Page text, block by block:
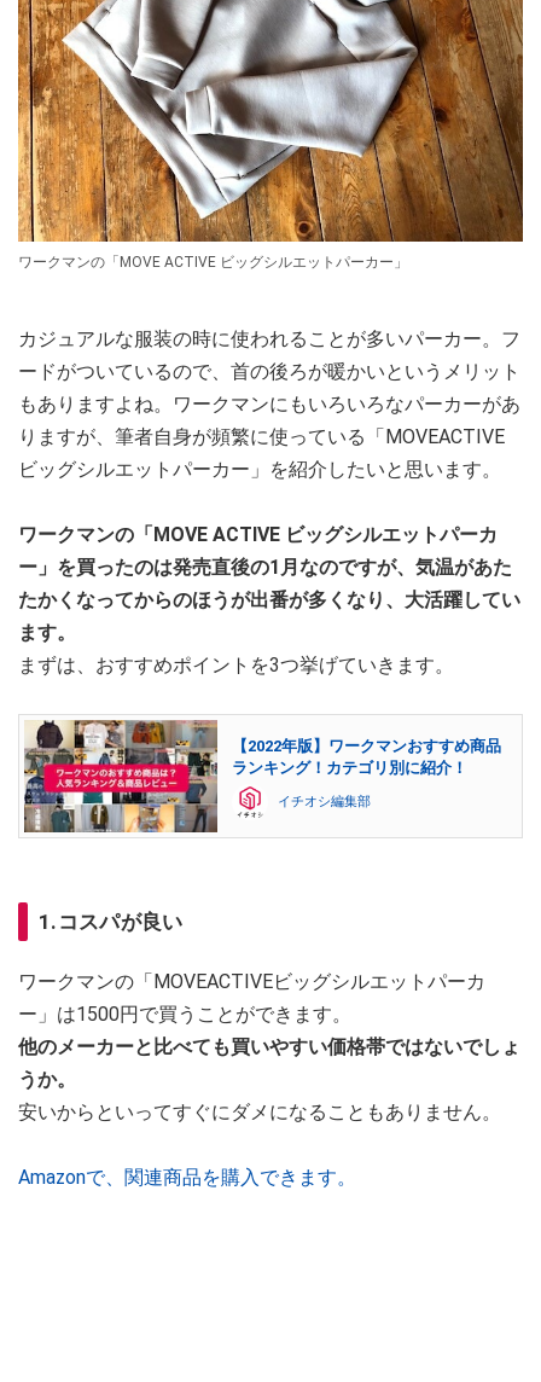
ワークマンの「MOVE ACTIVE ビッグシルエットパーカー」
カジュアルな服装の時に使われることが多いパーカー。フ
ードがついているので、首の後ろが暖かいというメリット
もありますよね。ワークマンにもいろいろなパーカーがあ
りますが、筆者自身が頻繁に使っている「MOVEACTIVE
ビッグシルエットパーカー」を紹介したいと思います。
ワークマンの「MOVE ACTIVE ビッグシルエットパーカ
ー」を買ったのは発売直後の1月なのですが、気温があた
たかくなってからのほうが出番が多くなり、大活躍してい
ます。
まずは、おすすめポイントを3つ挙げていきます。
【2022年版】ワークマンおすすめ商品
ランキング！カテゴリ別に紹介！
イチオシ編集部
1.コスパが良い
ワークマンの「MOVEACTIVEビッグシルエットパーカ
ー」は1500円で買うことができます。
他のメーカーと比べても買いやすい価格帯ではないでしょ
うか。
安いからといってすぐにダメになることもありません。
Amazonで、関連商品を購入できます。